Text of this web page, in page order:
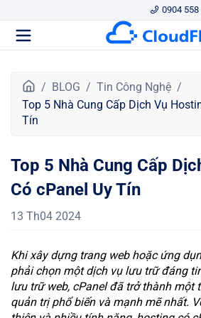
0904 558
r
a
c
ủ
BLOG
Tin Công Nghệ
Top 5 Nhà Cung Cấp Dịch Vụ
Tín
Top 5 Nhà Cung Cấp
Có cPanel Uy Tín
13 Th04 2024
Khi xây dựng trang web hoặc ứng
phải chọn một dịch vụ lưu trữ đáng
lưu trữ web, cPanel đã trở thành một
quản trị phổ biến và mạnh mẽ nhất.